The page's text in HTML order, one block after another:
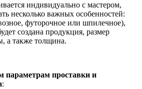
индивидуально с мастером,
несколько важных особенностей:
футорочное или шпилечное),
создана продукция, размер
а также толщина.
параметрам проставки и
: